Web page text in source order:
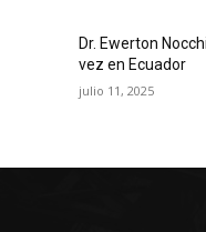
Dr. Ewerton
vez en Ecuador
julio 11, 2025